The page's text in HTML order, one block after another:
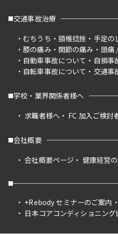
交通事故治療
むちうち
頸椎捻挫 手足の
膝の痛み
関節の痛み
頭痛
自動車事故について
自損事
自転車事故について
交通事
学校・業界関係者様へ
求職者様へ
FC 加入ご検討
会社概要
会社概要ページ
健康経営
+Rebody セミナーのご案内
日本コアコンディショニング